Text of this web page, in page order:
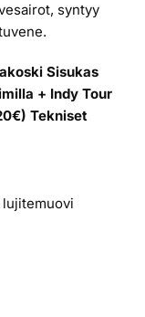
syntyy
Sisukas
+ Indy Tour
Tekniset
lujitemuovi